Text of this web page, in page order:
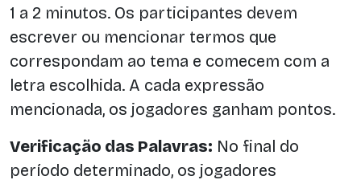
1 a 2 minutos. Os participantes devem
escrever ou mencionar termos que
correspondam ao tema e comecem com a
letra escolhida. A cada expressão
mencionada, os jogadores ganham pontos.
Verificação das Palavras: No final do
período determinado, os jogadores